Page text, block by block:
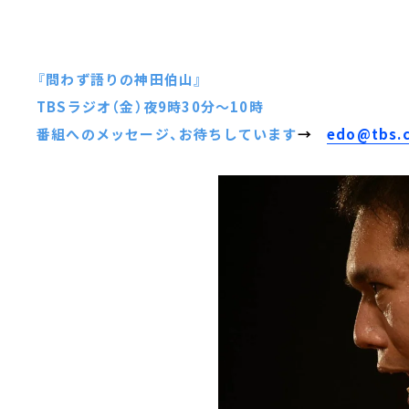
『問わず語りの神田伯山』
TBSラジオ（金）夜9時30分～10時
番組へのメッセージ、お待ちしています→